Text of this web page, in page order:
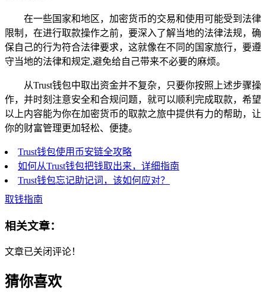
在一些国家和地区，加密货币的交易和使用可能受到法律
限制，在进行取款操作之前，要深入了解当地的法律法规，确
保自己的行为符合法律要求，这就像在不同的国家旅行，要遵
守当地的法律和规定,避免给自己带来不必要的麻烦。
从Trust钱包中取出资金并不复杂，只要你按照上述步骤操
作，并时刻注意安全和合规问题，就可以顺利完成取款，希望
以上内容能为你在加密货币的取款之旅中提供有力的帮助，让
你的财富管理更加轻松、便捷。
Trust钱包使用币安链全攻略
如何从Trust钱包把钱取出来，详细指南
Trust钱包忘记助记词，该如何应对？
取钱指南
相关文章：
文章已关闭评论！
猜你喜欢